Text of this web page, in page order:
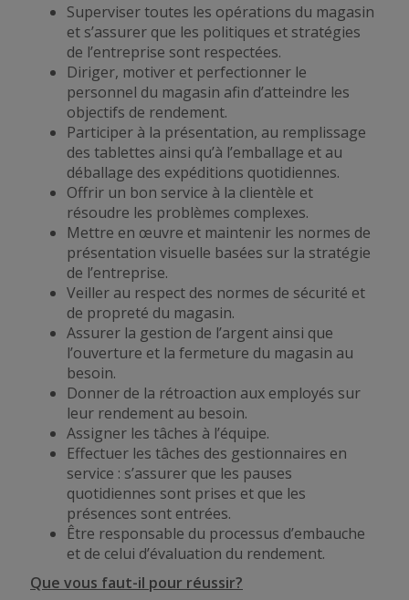
Superviser toutes les opérations du magasin
et s’assurer que les politiques et stratégies
de l’entreprise sont respectées.
Diriger, motiver et perfectionner le
personnel du magasin afin d’atteindre les
objectifs de rendement.
Participer à la présentation, au remplissage
des tablettes ainsi qu’à l’emballage et au
déballage des expéditions quotidiennes.
Offrir un bon service à la clientèle et
résoudre les problèmes complexes.
Mettre en œuvre et maintenir les normes de
présentation visuelle basées sur la stratégie
de l’entreprise.
Veiller au respect des normes de sécurité et
de propreté du magasin.
Assurer la gestion de l’argent ainsi que
l’ouverture et la fermeture du magasin au
besoin.
Donner de la rétroaction aux employés sur
leur rendement au besoin.
Assigner les tâches à l’équipe.
Effectuer les tâches des gestionnaires en
service : s’assurer que les pauses
quotidiennes sont prises et que les
présences sont entrées.
Être responsable du processus d’embauche
et de celui d’évaluation du rendement.
Que vous faut-il pour réussir?